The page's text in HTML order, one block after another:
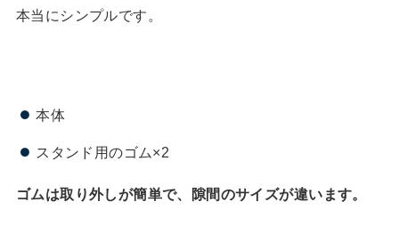
本当にシンプルです。
本体
スタンド用のゴム×2
ゴムは取り外しが簡単で、隙間のサイズが違います。